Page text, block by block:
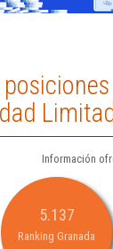
Información
5.137
Ranking Granada